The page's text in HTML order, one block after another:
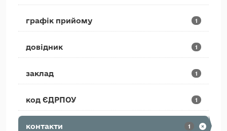
графік прийому 1
довідник 1
заклад 1
код ЄДРПОУ 1
контакти 1